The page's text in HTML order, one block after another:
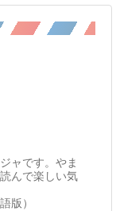
ャです。やま
んで楽しい気
版）